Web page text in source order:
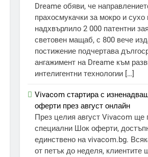
Dreame обяви, че
прахосмукачки за мокро и сухо
надхвърлило 2 000 патентни
световен мащаб, с 800 вече
постижение подчертава
ангажимент на Dreame към
интелигентни технологии […]
Vivacom стартира с
оферти през август онлайн
През целия август Vivacom ще
специални Шок оферти,
единствено на vivacom.bg.
от петък до неделя, клиентите